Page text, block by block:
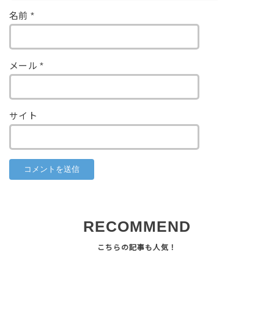
名前 *
メール*
サイト
RECOMMEND